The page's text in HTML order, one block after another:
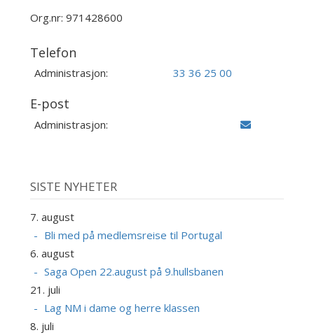
Org.nr: 971428600
Telefon
Administrasjon: 33 36 25 00
E-post
Administrasjon:
SISTE NYHETER
7. august
Bli med på medlemsreise til Portugal
6. august
Saga Open 22.august på 9.hullsbanen
21. juli
Lag NM i dame og herre klassen
8. juli